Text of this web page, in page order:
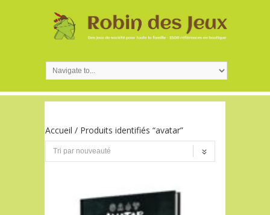
Accueil / Produits identifiés “avatar”